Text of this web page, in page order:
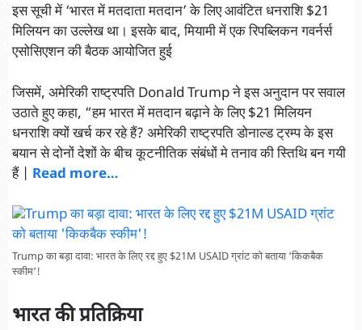
इस सूची में ‘भारत में मतदाता मतदान’ के लिए आवंटित धनराशि $21
मिलियन का उल्लेख था। इसके बाद, मियामी में एक रिपब्लिकन गवर्नर्स
एसोसिएशन की बैठक आयोजित हुई
जिसमें, अमेरिकी राष्ट्रपति Donald Trump ने इस अनुदान पर सवाल
उठाते हुए कहा, “हम भारत में मतदान बढ़ाने के लिए $21 मिलियन
धनराशि क्यों खर्च कर रहे हैं? अमेरिकी राष्ट्रपति डोनाल्ड ट्रम्प के इस
बयान से दोनों देशों के बीच कूटनीतिक संबंधों मे तनाव की स्तिथि बन गयी
हैं |
Read more…
Trump का बड़ा दावा: भारत के लिए रद्द हुए $21M USAID ग्रांट को बताया ‘किकबैक
स्कीम’!
भारत की प्रतिक्रिया